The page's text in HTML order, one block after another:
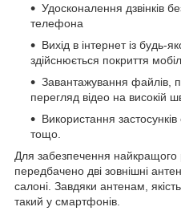
Удосконалення дзвінків
телефона
Вихід в інтернет із будь-
здійснюється покриття
Завантажування файлів,
перегляд відео на високій
Використання
тощо.
Для забезпечення найкращого
передбачено дві зовнішні
салоні. Завдяки антенам,
такий у смартфонів.